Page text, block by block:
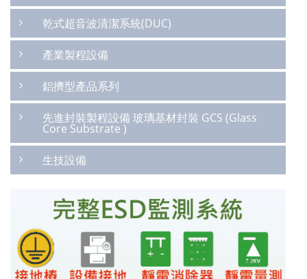
乾式超音波清潔系統(DUC)
產業製程設備
鋁擠型產品系列
先進封裝製程設備 玻璃基材封裝 GCS (Glass
Core Substrate )
生技設備